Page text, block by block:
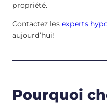
propriété.
Contactez les experts
aujourd’hui!
Pourquoi